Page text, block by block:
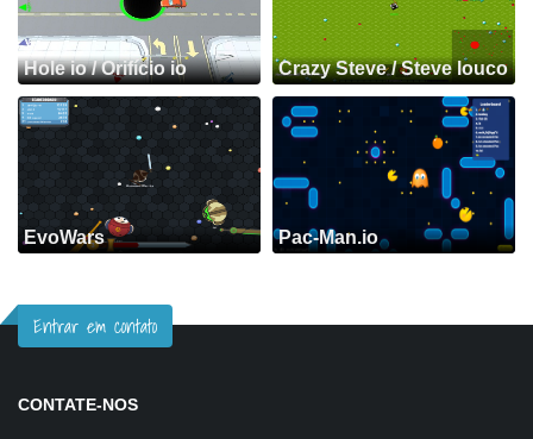
Hole io / Orifício io Crazy Steve / Steve louco
EvoWars Pac-Man.io
Entrar em contato
CONTATE-NOS